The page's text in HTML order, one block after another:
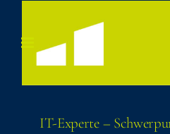
Inhalt
springen
IT-Exper­te –